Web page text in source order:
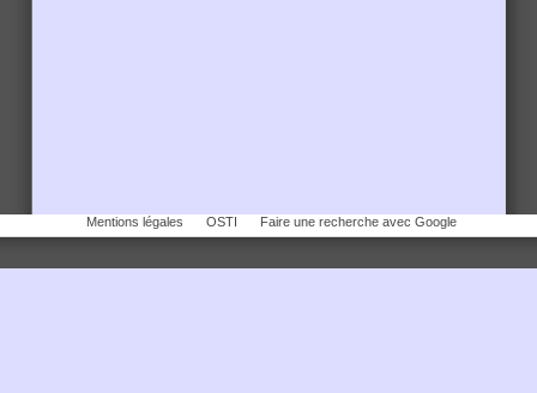
Mentions légales OSTI Faire une recherche avec Google